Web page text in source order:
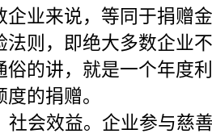
企业来说，等同于捐赠
法则，即绝大多数企业
俗的讲，就是一个年度
的捐赠。
会效益。企业参与慈